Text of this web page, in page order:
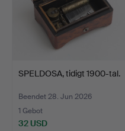
SPELDOSA, tidigt 1900-tal.
Beendet 28. Jun 2026
1 Gebot
32 USD